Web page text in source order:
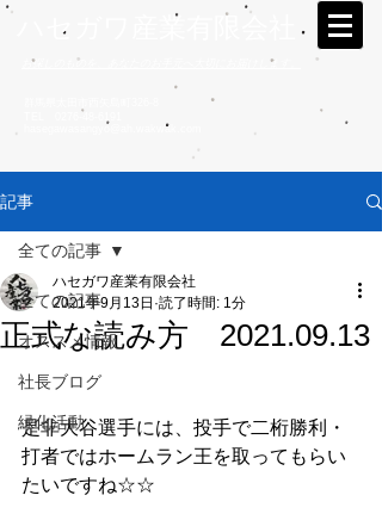
ハセガワ産業有限会社
お探しのものを、あなたのお手元へ大切にお届けします。
hasegawasangyo@ah.wakwak.com
記事
全ての記事
オススメ情報
社長ブログ
緑化活動
全ての記事
正式な読み方 2021.09.13
ハセガワ産業有限会社
2021年9月13日 読了時間: 1分
是非大谷選手には、投手で二桁勝利・
打者ではホームラン王を取ってもらい
たいですね☆☆